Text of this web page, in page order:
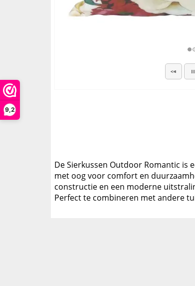
9,2
De Sierkussen Outdoor Romantic
met oog voor comfort en
constructie en een moderne
Perfect te combineren met andere